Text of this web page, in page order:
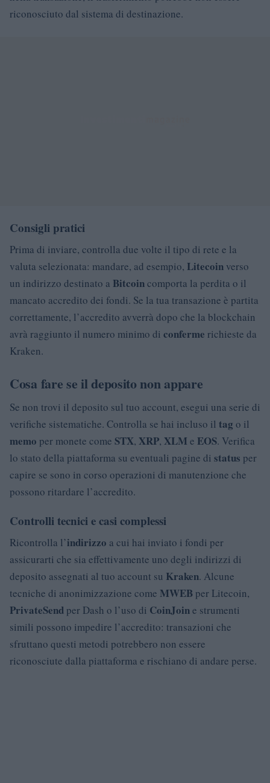
riconosciuto dal sistema di destinazione.
Consigli pratici
Prima di inviare, controlla due volte il tipo di rete e la
valuta selezionata: mandare, ad esempio, Litecoin verso
un indirizzo destinato a Bitcoincomporta la perdita o il
mancato accredito dei fondi. Se la tua transazione è partita
correttamente, l’accredito avverrà dopo che la blockchain
avrà raggiunto il numero minimo di conferme richieste da
Kraken.
Cosa fare se il deposito non appare
Se non trovi il deposito sul tuo account, esegui una serie di
verifiche sistematiche. Controlla se hai incluso il tag o il
memo per monete come STX, XRP, XLM e EOS. Verifica
lo stato della piattaforma su eventuali pagine di status per
capire se sono in corso operazioni di manutenzione che
possono ritardare l’accredito.
Controlli tecnici e casi complessi
Ricontrolla l’indirizzo a cui hai inviato i fondi per
assicurarti che sia effettivamente uno degli indirizzi di
deposito assegnati al tuo account su Kraken. Alcune
tecniche di anonimizzazione come MWEB per Litecoin,
PrivateSend per Dash o l’uso di CoinJoine strumenti
simili possono impedire l’accredito: transazioni che
sfruttano questi metodi potrebbero non essere
riconosciute dalla piattaforma e rischiano di andare perse.